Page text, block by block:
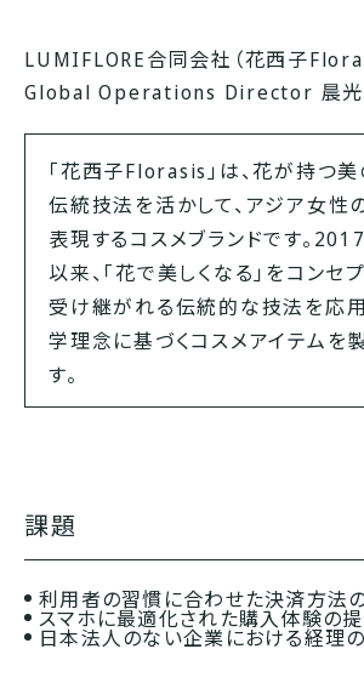
LUMIFLORE合同会社（花西子
Global Operations Director 晨
「花西子Florasis」は、花が持つ
伝統技法を活かして、アジア女性
表現するコスメブランドです。
以来、「花で美しくなる」をコンセ
受け継がれる伝統的な技法を応
学理念に基づくコスメアイテムを
す。
課題
利用者の習慣に合わせた決済方法
スマホに最適化された購入体験の
日本法人のない企業における経理